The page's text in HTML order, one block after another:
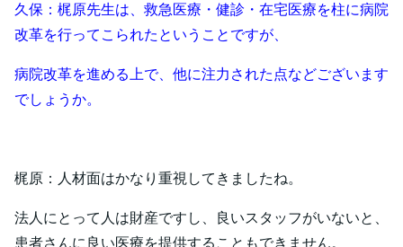
久保：梶原先生は、救急医療・健診・在宅医療を柱に病院
改革を行ってこられたということですが、
病院改革を進める上で、他に注力された点などございます
でしょうか。
梶原：人材面はかなり重視してきましたね。
法人にとって人は財産ですし、良いスタッフがいないと、
患者さんに良い医療を提供することもできません。